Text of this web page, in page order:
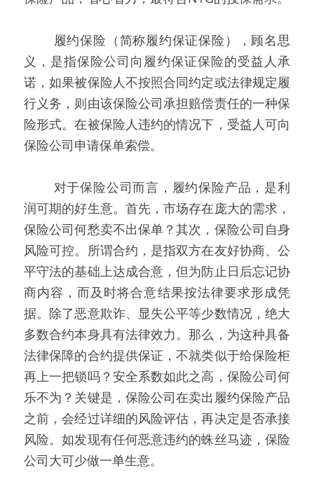
履约保险（简称履约保证保险），顾名思
义，是指保险公司向履约保证保险的受益人承
诺，如果被保险人不按照合同约定或法律规定履
行义务，则由该保险公司承担赔偿责任的一种保
险形式。在被保险人违约的情况下，受益人可向
保险公司申请保单索偿。
对于保险公司而言，履约保险产品，是利
润可期的好生意。首先，市场存在庞大的需求，
保险公司何愁卖不出保单？其次，保险公司自身
风险可控。所谓合约，是指双方在友好协商、公
平守法的基础上达成合意，但为防止日后忘记协
商内容，而及时将合意结果按法律要求形成凭
据。除了恶意欺诈、显失公平等少数情况，绝大
多数合约本身具有法律效力。那么，为这种具备
法律保障的合约提供保证，不就类似于给保险柜
再上一把锁吗？安全系数如此之高，保险公司何
乐不为？关键是，保险公司在卖出履约保险产品
之前，会经过详细的风险评估，再决定是否承接
风险。如发现有任何恶意违约的蛛丝马迹，保险
公司大可少做一单生意。